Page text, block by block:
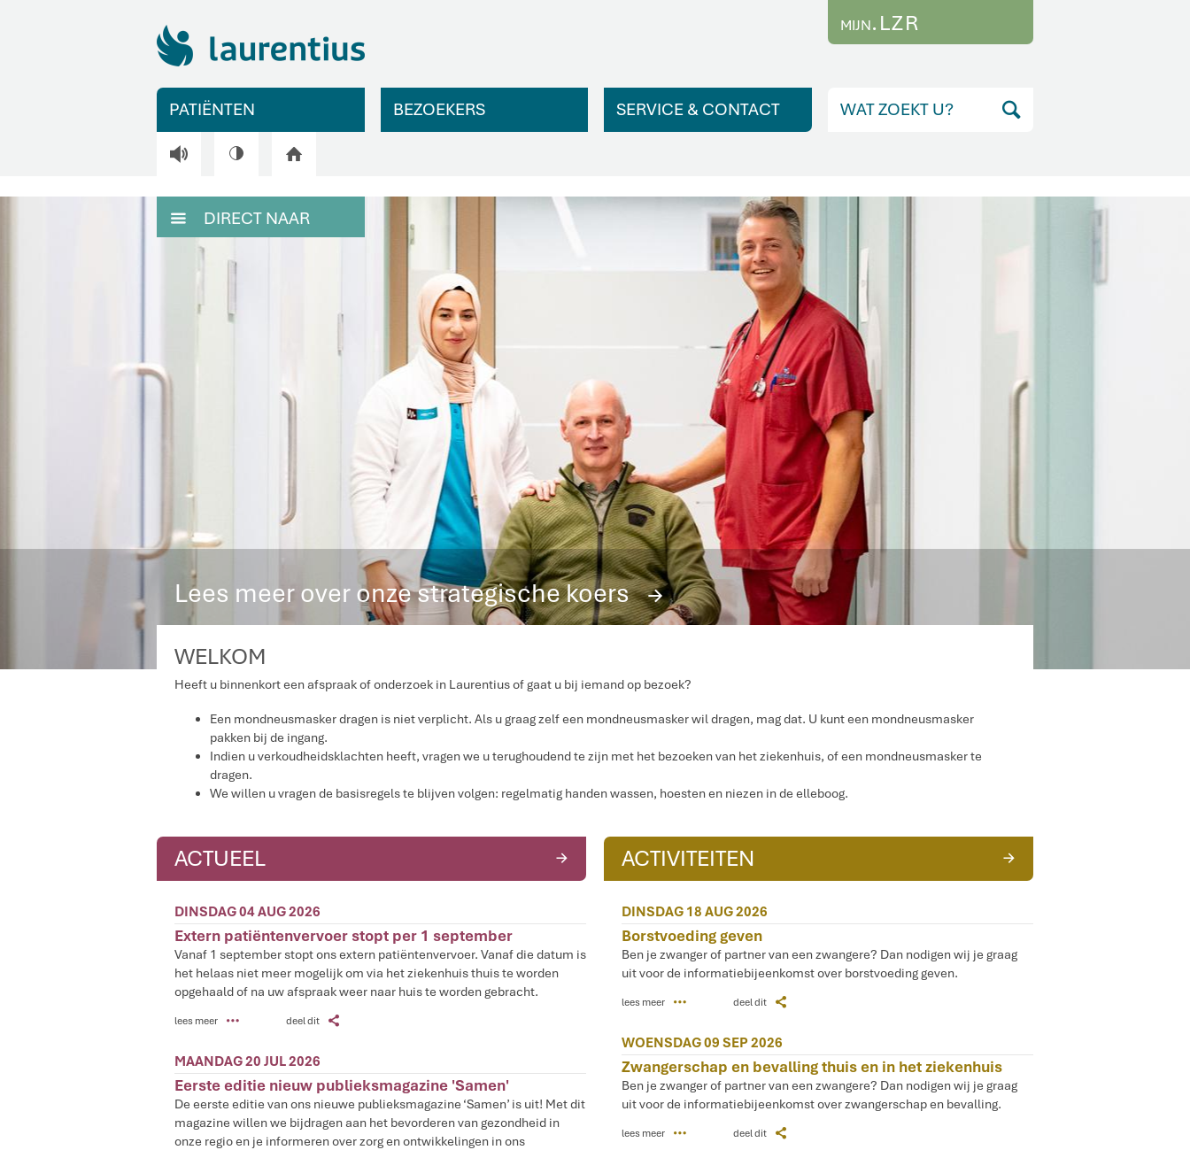
MIJN.LZR
PATIËNTEN BEZOEKERS SERVICE & CONTACT
V H
M DIRECT NAAR
Lees meer over onze strategische koers R
WELKOM
Heeft u binnenkort een afspraak of onderzoek in Laurentius of gaat u bij iemand op bezoek?
Een mondneusmasker dragen is niet verplicht. Als u graag zelf een mondneusmasker wil dragen, mag dat. U kunt een mondneusmasker
pakken bij de ingang.
Indien u verkoudheidsklachten heeft, vragen we u terughoudend te zijn met het bezoeken van het ziekenhuis, of een mondneusmasker te
dragen.
We willen u vragen de basisregels te blijven volgen: regelmatig handen wassen, hoesten en niezen in de elleboog.
ACTUEEL R
DINSDAG 04 AUG 2026
Extern patiëntenvervoer stopt per 1 september
Vanaf 1 september stopt ons extern patiëntenvervoer. Vanaf die datum is
het helaas niet meer mogelijk om via het ziekenhuis thuis te worden
opgehaald of na uw afspraak weer naar huis te worden gebracht.
lees meer P deel dit Z
MAANDAG 20 JUL 2026
Eerste editie nieuw publieksmagazine 'Samen'
De eerste editie van ons nieuwe publieksmagazine ‘Samen’ is uit! Met dit
magazine willen we bijdragen aan het bevorderen van gezondheid in
onze regio en je informeren over zorg en ontwikkelingen in ons
ACTIVITEITEN R
DINSDAG 18 AUG 2026
Borstvoeding geven
Ben je zwanger of partner van een zwangere? Dan nodigen wij je graag
uit voor de informatiebijeenkomst over borstvoeding geven.
lees meer P deel dit Z
WOENSDAG 09 SEP 2026
Zwangerschap en bevalling thuis en in het ziekenhuis
Ben je zwanger of partner van een zwangere? Dan nodigen wij je graag
uit voor de informatiebijeenkomst over zwangerschap en bevalling.
lees meer P deel dit Z